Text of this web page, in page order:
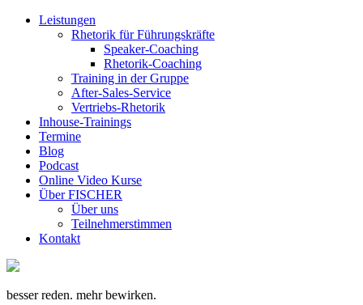
Leistungen
Rhetorik für Führungskräfte
Speaker-Coaching
Rhetorik-Coaching
Training in der Gruppe
After-Sales-Service
Vertriebs-Rhetorik
Inhouse-Trainings
Termine
Blog
Podcast
Online Video Kurse
Über FISCHER
Über uns
Teilnehmerstimmen
Kontakt
besser reden. mehr bewirken.